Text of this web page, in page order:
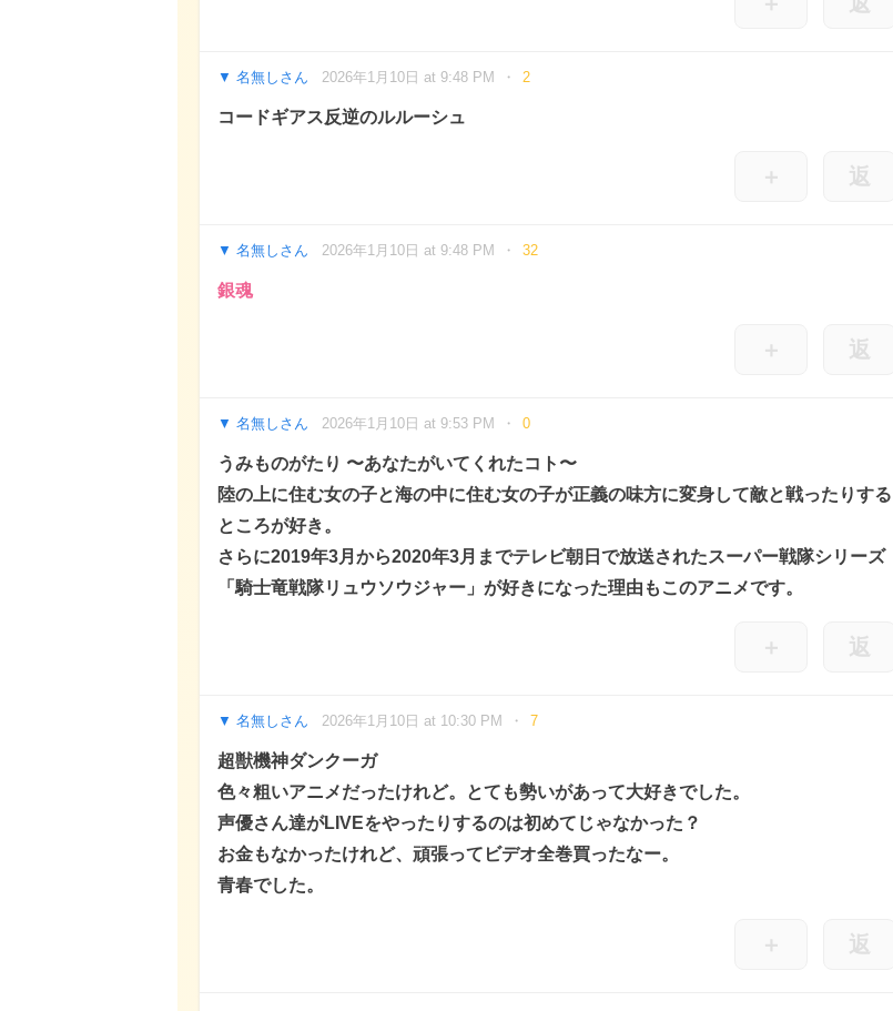
名無しさん 2026年1月10日 at 9:48 PM 2
コードギアス反逆のルルーシュ
＋ 返
名無しさん 2026年1月10日 at 9:48 PM 32
銀魂
＋ 返
名無しさん 2026年1月10日 at 9:53 PM 0
うみものがたり 〜あなたがいてくれたコト〜
陸の上に住む女の子と海の中に住む女の子が正義の味方に変身して敵と戦ったりする
ところが好き。
さらに2019年3月から2020年3月までテレビ朝日で放送されたスーパー戦隊シリーズ
「騎士竜戦隊リュウソウジャー」が好きになった理由もこのアニメです。
＋ 返
名無しさん 2026年1月10日 at 10:30 PM 7
超獣機神ダンクーガ
色々粗いアニメだったけれど。とても勢いがあって大好きでした。
声優さん達がLIVEをやったりするのは初めてじゃなかった？
お金もなかったけれど、頑張ってビデオ全巻買ったなー。
青春でした。
＋ 返